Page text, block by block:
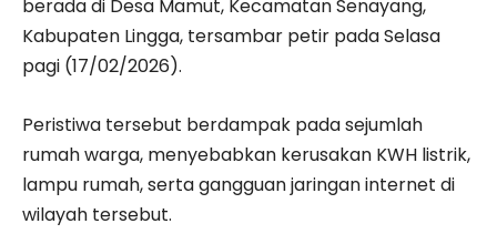
berada di Desa Mamut, Kecamatan Senayang,
Kabupaten Lingga, tersambar petir pada Selasa
pagi (17/02/2026).
Peristiwa tersebut berdampak pada sejumlah
rumah warga, menyebabkan kerusakan KWH listrik,
lampu rumah, serta gangguan jaringan internet di
wilayah tersebut.